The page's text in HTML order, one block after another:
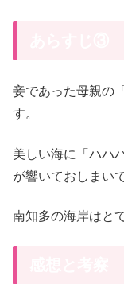
妾であった母親の
す。
美しい海に「ハハ
が響いておしまい
南知多の海岸はと